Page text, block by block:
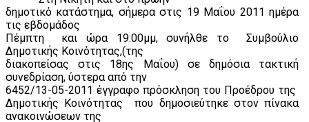
δημοτικό κατάστημα, σήμερα στις 19 Μαΐου 2011 ημέρα
τις εβδομάδος
Πέμπτη
και ώρα 19:00μμ, συνήλθε το
Συμβούλιο
Δημοτικής Κοινότητας,(της
διακοπείσας στις 18ης Μαΐου) σε δημόσια τακτική
συνεδρίαση, ύστερα από την
6452/13-05-2011 έγγραφο πρόσκληση του Προέδρου της
Δημοτικής Κοινότητας
που δημοσιεύτηκε στον πίνακα
ανακοινώσεων της